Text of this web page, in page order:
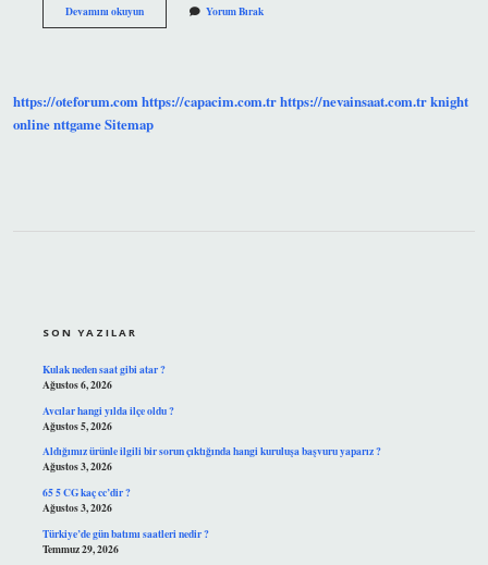
Devamını okuyunVera
Ayçiçek
Yorum Bırak
https://oteforum.comhttps://capacim.com.trhttps://nevainsaat.com.trknight
onlinenttgameSitemap
SON YAZILAR
Kulak neden saat gibi atar ?
Ağustos 6, 2026
Avcılar hangi yılda ilçe oldu ?
Ağustos 5, 2026
Aldığımız ürünle ilgili bir sorun çıktığında hangi kuruluşa başvuru yaparız ?
Ağustos 3, 2026
65 5 CG kaç cc’dir ?
Ağustos 3, 2026
Türkiye’de gün batımı saatleri nedir ?
Temmuz 29, 2026